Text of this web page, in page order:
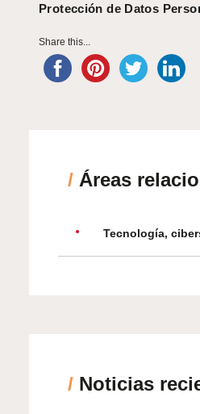
Protección de Datos
Share this...
/ Áreas
Tecnología,
/ Noticias